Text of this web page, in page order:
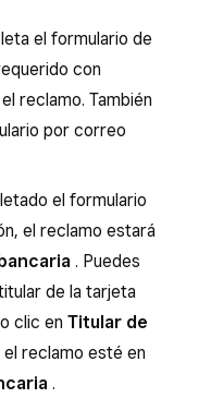
el formulario de
con
reclamo. También
por correo
el formulario
el reclamo estará
. Puedes
de la tarjeta
clic en Titular de
el reclamo esté en
.